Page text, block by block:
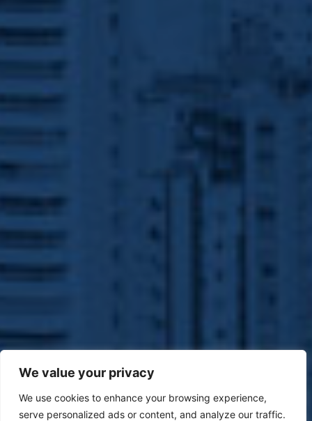
We value your privacy
We use cookies to enhance your browsing experience,
serve personalized ads or content, and analyze our traffic.